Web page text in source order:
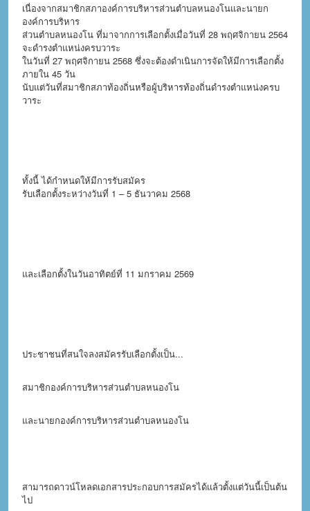
เนื่องจากสมาชิกสภาองค์การบริหารส่วนตำบลหนองโนและนายก
องค์การบริหาร
ส่วนตำบลหนองโน ที่มาจากการเลือกตั้งเมื่อวันที่ 28 พฤศจิกายน 2564
จะดำรงตำแหน่งครบวาระ
ในวันที่ 27 พฤศจิกายน 2568 ซึ่งจะต้องดำเนินการจัดให้มีการเลือกตั้ง
ภายใน 45 วัน
นับแต่วันที่สมาชิกสภาท้องถิ่นหรือผู้บริหารท้องถิ่นดำรงตำแหน่งครบ
วาระ
ทั้งนี้ ได้กำหนดให้มีการรับสมัคร
รับเลือกตั้งระหว่างวันที่ 1 – 5 ธันวาคม 2568
และเลือกตั้งในวันอาทิตย์ที่ 11 มกราคม 2569
ประชาชนที่สนใจลงสมัครรับเลือกตั้งเป็น...
สมาชิกองค์การบริหารส่วนตำบลหนองโน
และนายกองค์การบริหารส่วนตำบลหนองโน
สามารถดาวน์โหลดเอกสารประกอบการสมัครได้แล้วตั้งแต่วันนี้เป็นต้น
ไป